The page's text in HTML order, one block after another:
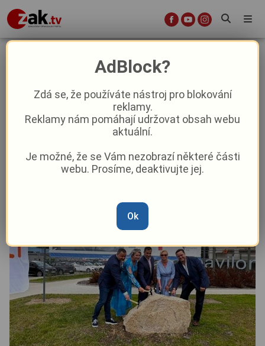
V Karlovarské nemocnici začala
rozsáhlá modernizace urgentního
příjmu za 550 milionů korun
Aktuality Z kraje
David Černý–3. 6.|16:13
AdBlock?
Zdá se, že používáte nástroj pro blokování
reklamy.
Reklamy nám pomáhají udržovat obsah webu
aktuální.
Je možné, že se Vám nezobrazí některé části
webu. Prosíme, deaktivujte jej.
Ok